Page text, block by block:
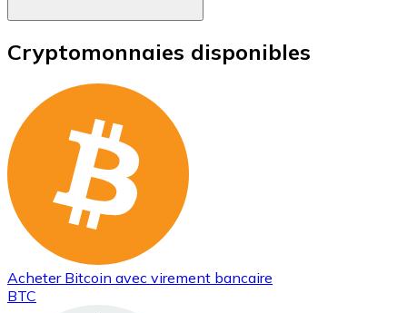
Cryptomonnaies disponibles
Acheter Bitcoin avec virement bancaire
BTC